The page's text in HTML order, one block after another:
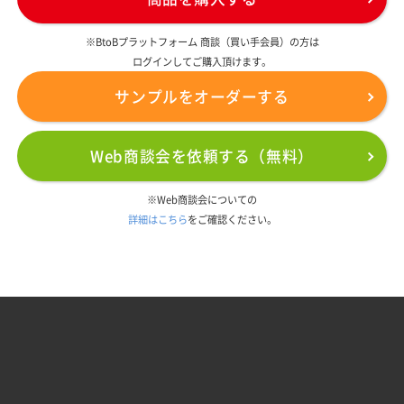
※BtoBプラットフォーム 商談（買い手会員）の方は
ログインしてご購入頂けます。
サンプルをオーダーする
Web商談会を依頼する（無料）
※Web商談会についての
詳細はこちらをご確認ください。